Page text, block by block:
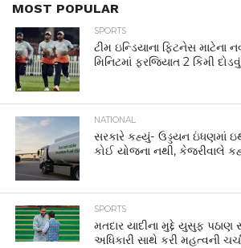
MOST POPULAR
SPORTS
ટીમ ઇન્ડિયાના ફિટનેસ માટેના
મિનિટમાં ફરજિયાત 2 કિમી
NATIONAL
સરકારે કહ્યું- ઉડ્ડયન ઇંધણમાં
કોઈ યોજના નથી, કેજરીવાલે
SPORTS
મતદાર યાદીના મુદ્દે યુસુફ
અધિકારી સાથે કરી મહત્વની